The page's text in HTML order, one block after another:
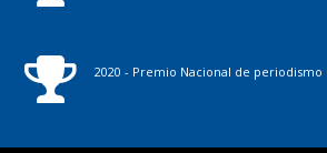
2020 - Premio Nacional de periodismo